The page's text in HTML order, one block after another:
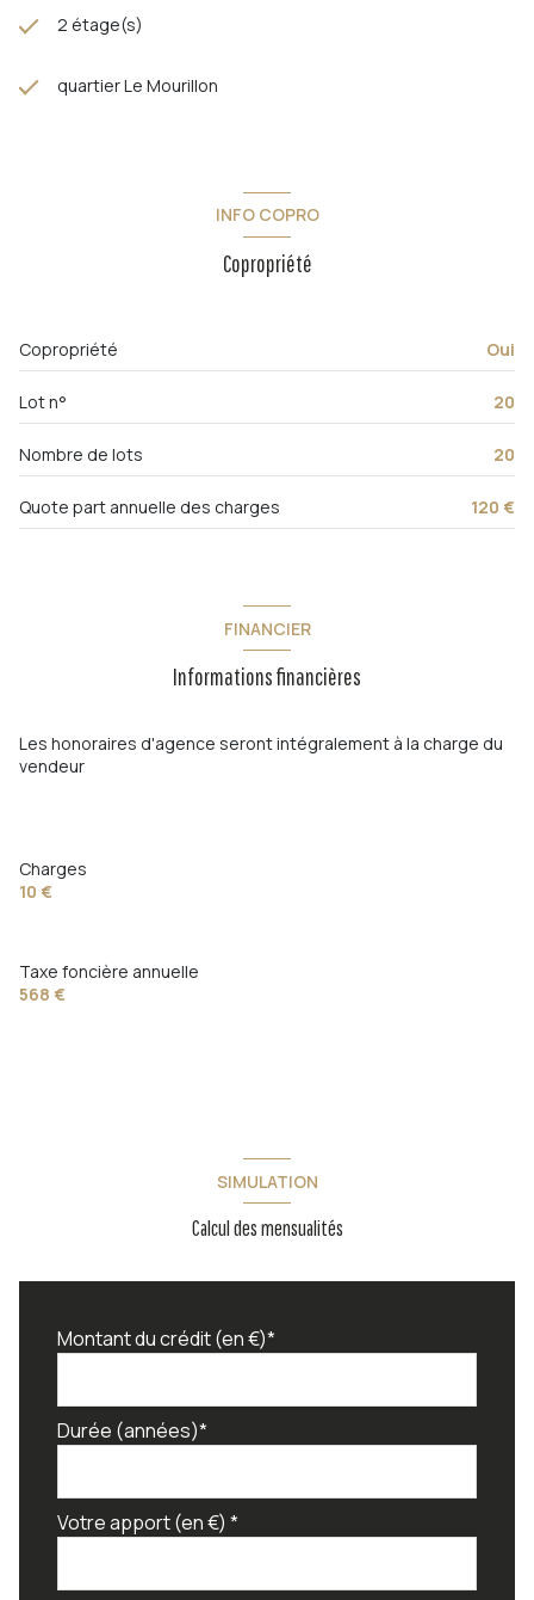
2 étage(s)
quartier Le Mourillon
INFO COPRO
Copropriété
Copropriété Oui
Lot n° 20
Nombre de lots 20
Quote part annuelle des charges 120 €
FINANCIER
Informations financières
Les honoraires d'agence seront intégralement à la charge du
vendeur
Charges
10 €
Taxe foncière annuelle
568 €
SIMULATION
Calcul des mensualités
Montant du crédit (en €)*
Durée (années)*
Votre apport (en €) *